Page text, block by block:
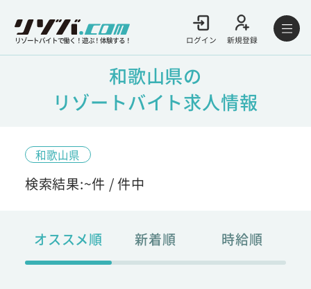
リゾートバイトで働く！遊ぶ！体験する！ ログイン 新規登録
和歌山県の
リゾートバイト求人情報
和歌山県
検索結果:~件 /件中
オススメ順 新着順 時給順